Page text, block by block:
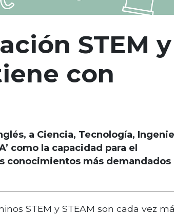
STEM y
con
a Ciencia, Tecnología,
como la capacidad para el
conocimientos más demandados
STEM y STEAM son cada vez